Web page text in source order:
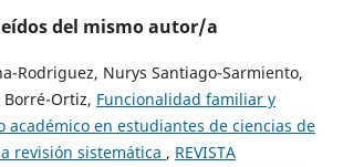
del mismo autor/a
Rodriguez, Nurys Santiago-Sarmiento,
Ortiz, Funcionalidad familiar y
académico en estudiantes de ciencias de
revisión sistemática , REVISTA